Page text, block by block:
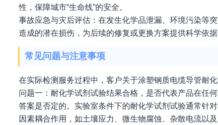
性，保障城市“生命线”的安全。
事故应急与灾后评估：在发生化学品泄漏、环境污染等
造成的潜在损伤，为后续的修复或更换方案提供科学依据
常见问题与注意事项
在实际检测服务过程中，客户关于涂塑钢质电缆导管耐
问题一：耐化学试剂试验结果合格，是否代表产品在任
答案是否定的。实验室条件下的耐化学试剂试验通常针
因素耦合作用，如土壤应力、微生物腐蚀、杂散电流以